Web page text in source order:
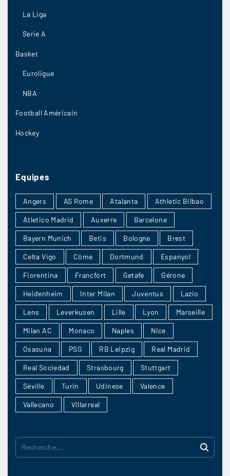
La Liga
Serie A
Basket
Euroligue
NBA
Football Américain
Hockey
Equipes
Angers AS Rome Atalanta Athletic Bilbao
Atletico Madrid Auxerre Barcelone
Bayern Munich Betis Bologne Brest
Celta Vigo Côme Dortmund Espanyol
Fiorentina Francfort Getafe Gérone
Heidenheim Inter Milan Juventus Lazio
Lens Leverkusen Lille Lyon Marseille
Milan AC Monaco Naples Nice
Osasuna PSG RB Leipzig Real Madrid
Real Sociedad Strasbourg Stuttgart
Séville Turin Udinese Valence
Vallecano Villarreal